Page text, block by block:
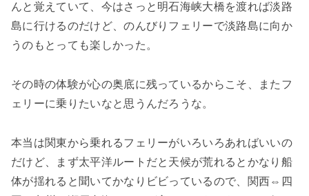
んと覚えていて、今はさっと明石海峡大橋を渡れば淡路
島に行けるのだけど、のんびりフェリーで淡路島に向か
うのもとっても楽しかった。
その時の体験が心の奥底に残っているからこそ、またフ
ェリーに乗りたいなと思うんだろうな。
本当は関東から乗れるフェリーがいろいろあればいいの
だけど、まず太平洋ルートだと天候が荒れるとかなり船
体が揺れると聞いてかなりビビっているので、関西⇔四